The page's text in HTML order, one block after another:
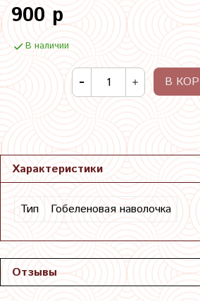
900 р
В наличии
В
Характеристики
Тип Гобеленовая наволочка
Отзывы